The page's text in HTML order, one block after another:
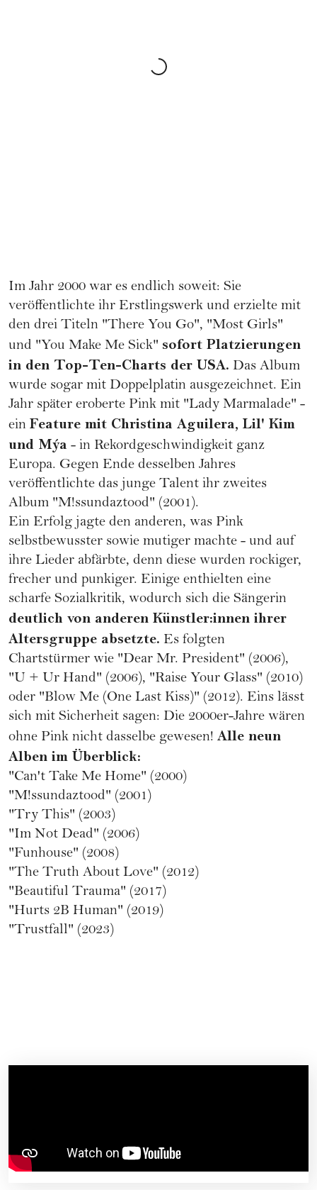
Im Jahr 2000 war es endlich soweit: Sie
veröffentlichte ihr Erstlingswerk und erzielte mit
den drei Titeln "There You Go", "Most Girls"
und "You Make Me Sick" sofort Platzierungen
in den Top-Ten-Charts der USA. Das Album
wurde sogar mit Doppelplatin ausgezeichnet. Ein
Jahr später eroberte Pink mit "Lady Marmalade" -
ein Feature mit Christina Aguilera, Lil' Kim
und Mýa - in Rekordgeschwindigkeit ganz
Europa. Gegen Ende desselben Jahres
veröffentlichte das junge Talent ihr zweites
Album "M!ssundaztood" (2001).
Ein Erfolg jagte den anderen, was Pink
selbstbewusster sowie mutiger machte - und auf
ihre Lieder abfärbte, denn diese wurden rockiger,
frecher und punkiger. Einige enthielten eine
scharfe Sozialkritik, wodurch sich die Sängerin
deutlich von anderen Künstler:innen ihrer
Altersgruppe absetzte. Es folgten
Chartstürmer wie "Dear Mr. President" (2006),
"U + Ur Hand" (2006), "Raise Your Glass" (2010)
oder "Blow Me (One Last Kiss)" (2012). Eins lässt
sich mit Sicherheit sagen: Die 2000er-Jahre wären
ohne Pink nicht dasselbe gewesen! Alle neun
Alben im Überblick:
"Can't Take Me Home" (2000)
"M!ssundaztood" (2001)
"Try This" (2003)
"Im Not Dead" (2006)
"Funhouse" (2008)
"The Truth About Love" (2012)
"Beautiful Trauma" (2017)
"Hurts 2B Human" (2019)
"Trustfall" (2023)